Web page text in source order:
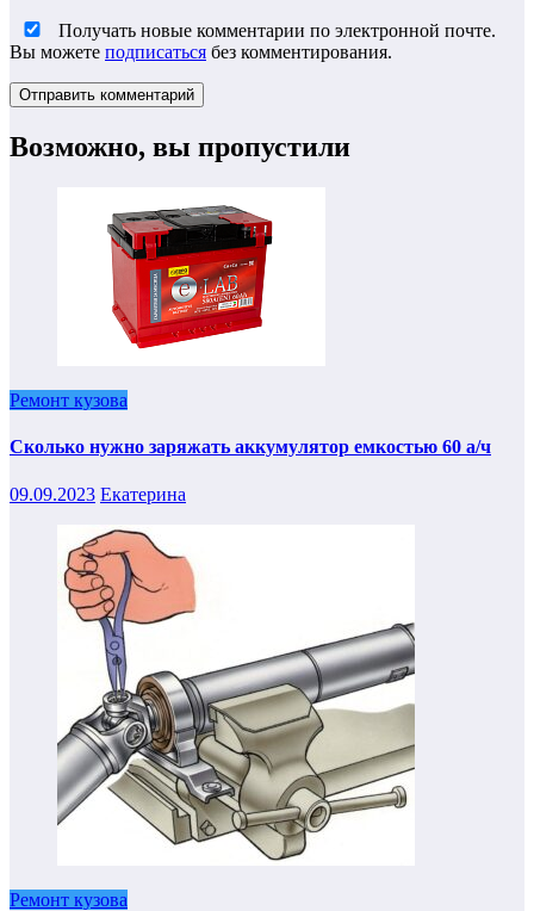
Получать новые комментарии по электронной почте.
Вы можете подписаться без комментирования.
Возможно, вы пропустили
Ремонт кузова
Сколько нужно заряжать аккумулятор емкостью 60 а/ч
09.09.2023 Екатерина
Ремонт кузова